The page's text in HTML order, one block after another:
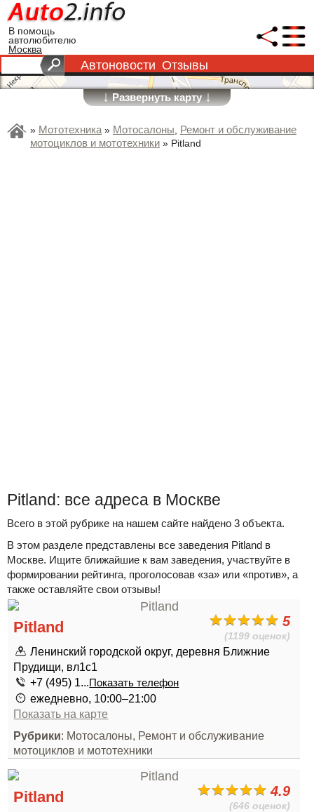
В помощь
автолюбителю
Москва
Автоновости Отзывы
↓Развернуть карту↓
» Мототехника» Мотосалоны, Ремонт и обслуживание
мотоциклов и мототехники » Pitland
Pitland: все адреса в Москве
Всего в этой рубрике на нашем сайте найдено 3 объекта.
В этом разделе представлены все заведения Pitland в
Москве. Ищите ближайшие к вам заведения, участвуйте в
формировании рейтинга, проголосовав «за» или «против», а
также оставляйте свои отзывы!
5
(1199 оценок)
Pitland
Ленинский городской округ, деревня Ближние
Прудищи, вл1с1
+7 (495) 1...Показать телефон
ежедневно, 10:00–21:00
Показать на карте
Рубрики: Мотосалоны, Ремонт и обслуживание
мотоциклов и мототехники
4.9
(646 оценок)
Pitland